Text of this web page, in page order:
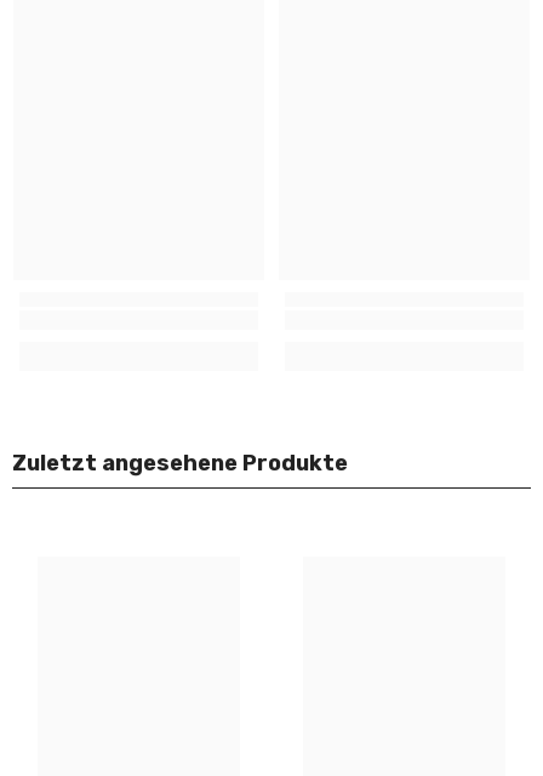
Zuletzt angesehene Produkte